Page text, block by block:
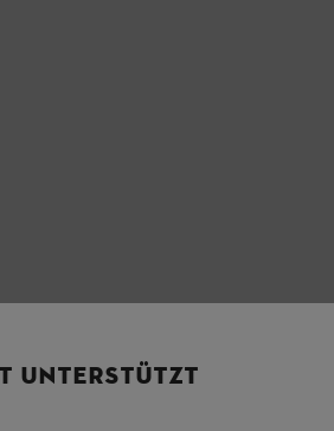
STIHL, il volano potrebbe
il
UNTERSTÜTZT